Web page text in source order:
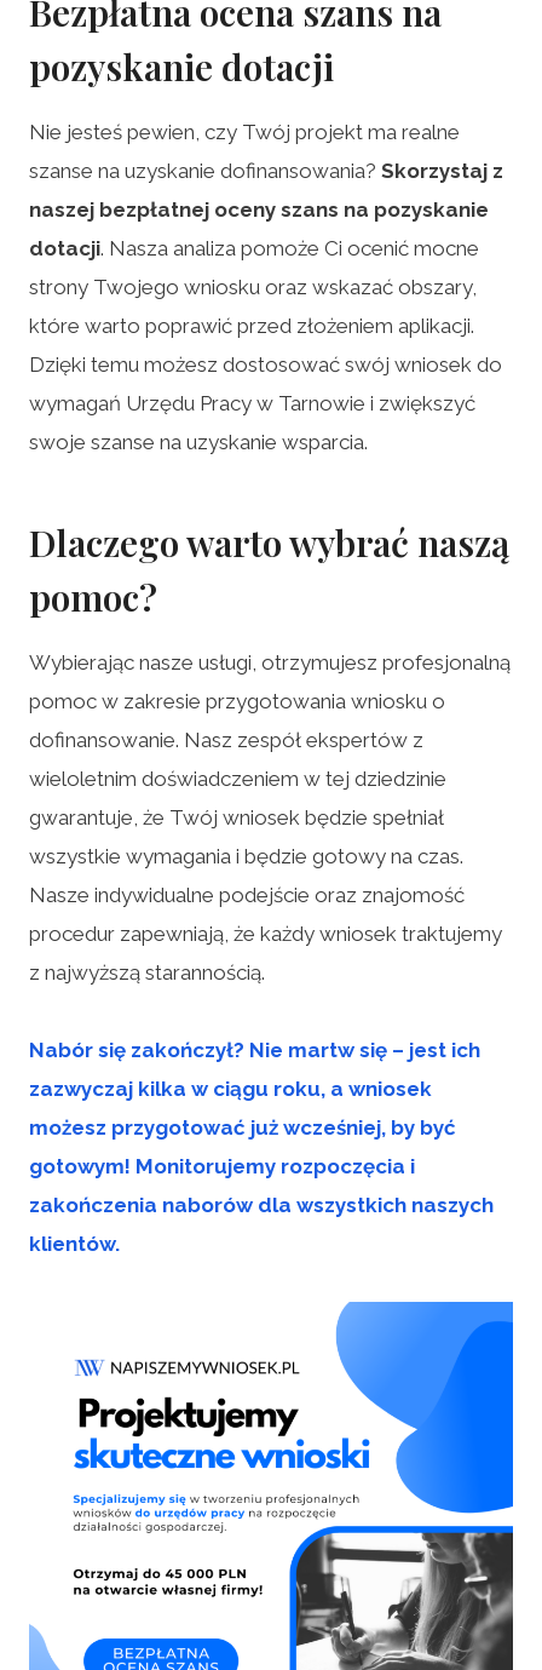
Bezpłatna ocena szans na
pozyskanie dotacji
Nie jesteś pewien, czy Twój projekt ma realne
szanse na uzyskanie dofinansowania? Skorzystaj z
naszej bezpłatnej oceny szans na pozyskanie
dotacji. Nasza analiza pomoże Ci ocenić mocne
strony Twojego wniosku oraz wskazać obszary,
które warto poprawić przed złożeniem aplikacji.
Dzięki temu możesz dostosować swój wniosek do
wymagań Urzędu Pracy w Tarnowie i zwiększyć
swoje szanse na uzyskanie wsparcia.
Dlaczego warto wybrać naszą
pomoc?
Wybierając nasze usługi, otrzymujesz profesjonalną
pomoc w zakresie przygotowania wniosku o
dofinansowanie. Nasz zespół ekspertów z
wieloletnim doświadczeniem w tej dziedzinie
gwarantuje, że Twój wniosek będzie spełniał
wszystkie wymagania i będzie gotowy na czas.
Nasze indywidualne podejście oraz znajomość
procedur zapewniają, że każdy wniosek traktujemy
z najwyższą starannością.
Nabór się zakończył? Nie martw się – jest ich
zazwyczaj kilka w ciągu roku, a wniosek
możesz przygotować już wcześniej, by być
gotowym! Monitorujemy rozpoczęcia i
zakończenia naborów dla wszystkich naszych
klientów.